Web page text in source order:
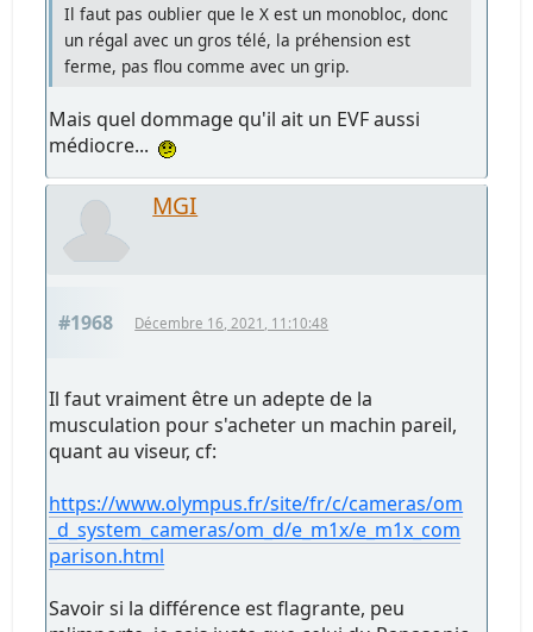
Il faut pas oublier que le X est un monobloc, donc
un régal avec un gros télé, la préhension est
ferme, pas flou comme avec un grip.
Mais quel dommage qu'il ait un EVF aussi
médiocre...
MGI
#1968 Décembre 16, 2021, 11:10:48
Il faut vraiment être un adepte de la
musculation pour s'acheter un machin pareil,
quant au viseur, cf:
https://www.olympus.fr/site/fr/c/cameras/om
_d_system_cameras/om_d/e_m1x/e_m1x_com
parison.html
Savoir si la différence est flagrante, peu